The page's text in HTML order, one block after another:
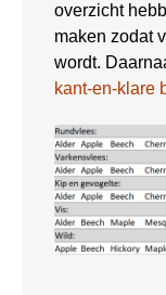
overzicht
maken zodat
wordt.
kant-en-klare